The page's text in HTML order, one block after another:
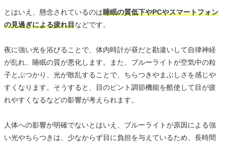
とはいえ、懸念されているのは睡眠の質低下やPCやスマートフォン
の見過ぎによる疲れ目などです。
夜に強い光を浴びることで、体内時計が昼だと勘違いして自律神経
が乱れ、睡眠の質が悪化します。また、ブルーライトが空気中の粒
子とぶつかり、光が散乱することで、ちらつきやまぶしさを感じや
すくなります。そうすると、目のピント調節機能を酷使して目が疲
れやすくなるなどの影響が考えられます。
人体への影響が明確でないとはいえ、ブルーライトが原因による強
い光やちらつきは、少なからず目に負担を与えているため、長時間